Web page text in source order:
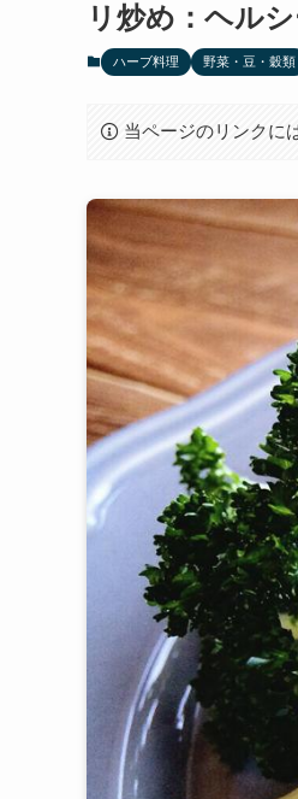
リ炒め：ヘル
ハーブ料理 野菜・豆・穀類
当ページのリンクに